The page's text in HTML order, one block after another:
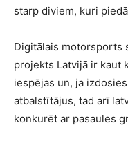
starp diviem, kuri
Digitālais motorsports
projekts Latvijā ir kaut
iespējas un, ja
atbalstītājus, tad arī
konkurēt ar pasaules